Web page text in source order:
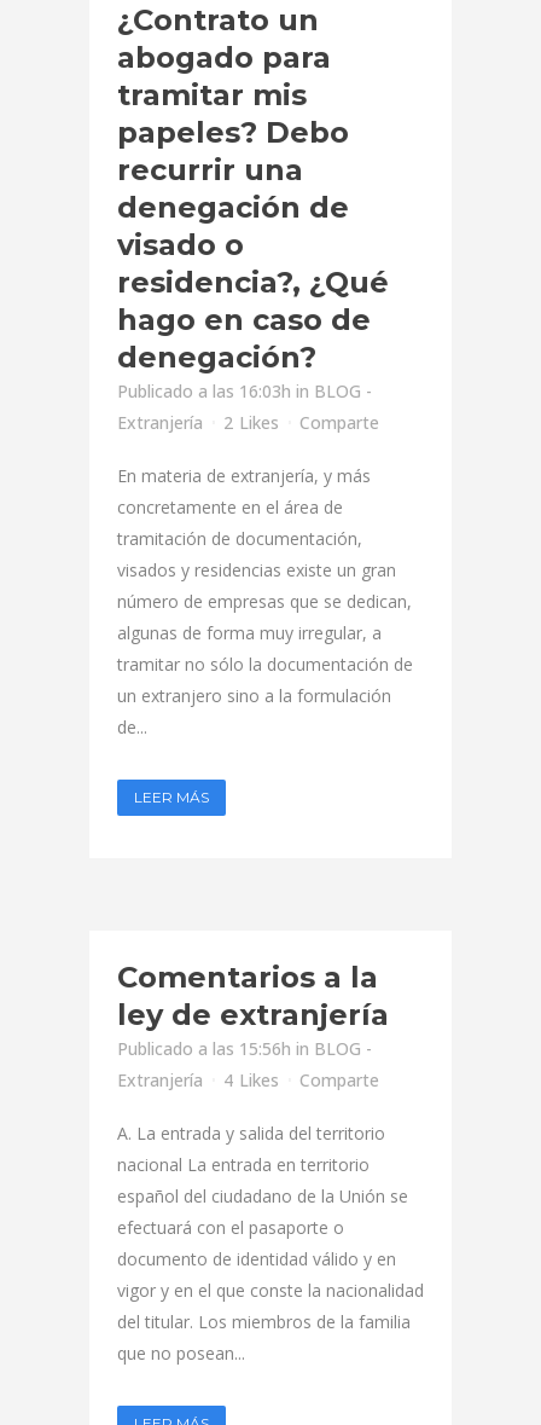
¿Contrato un
abogado para
tramitar mis
papeles? Debo
recurrir una
denegación de
visado o
residencia?, ¿Qué
hago en caso de
denegación?
Publicado a las 16:03h in BLOG -
Extranjería
2 Likes Comparte
En materia de extranjería, y más
concretamente en el área de
tramitación de documentación,
visados y residencias existe un gran
número de empresas que se dedican,
algunas de forma muy irregular, a
tramitar no sólo la documentación de
un extranjero sino a la formulación
de...
LEER MÁS
Comentarios a la
ley de extranjería
Publicado a las 15:56h in BLOG -
Extranjería
4 Likes Comparte
A. La entrada y salida del territorio
nacional La entrada en territorio
español del ciudadano de la Unión se
efectuará con el pasaporte o
documento de identidad válido y en
vigor y en el que conste la nacionalidad
del titular. Los miembros de la familia
que no posean...